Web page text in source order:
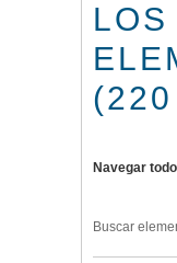
LOS
(220
Navegar todo
Buscar